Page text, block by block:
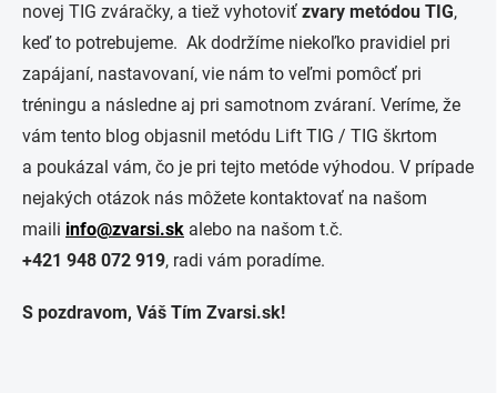
novej TIG zváračky, a tiež vyhotoviť zvary metódou TIG,
keď to potrebujeme. Ak dodržíme niekoľko pravidiel pri
zapájaní, nastavovaní, vie nám to veľmi pomôcť pri
tréningu a následne aj pri samotnom zváraní. Veríme, že
vám tento blog objasnil metódu Lift TIG / TIG škrtom
a poukázal vám, čo je pri tejto metóde výhodou. V prípade
nejakých otázok nás môžete kontaktovať na našom
maili info@zvarsi.sk alebo na našom t.č.
+421 948 072 919, radi vám poradíme.
S pozdravom, Váš Tím Zvarsi.sk!